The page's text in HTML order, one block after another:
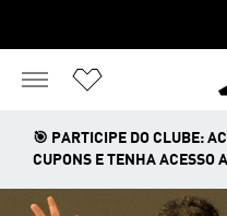
🎯 PARTICIPE DO CLUBE:
CUPONS E TENHA ACESSO